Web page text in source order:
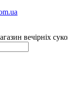
вечірніх